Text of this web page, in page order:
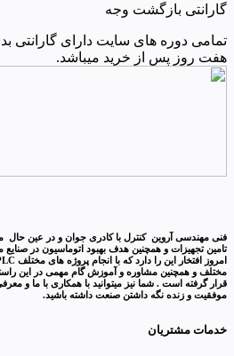
گارانتی بازگشت وجه
تمامی دوره های سایت دارای
هفت روز پس از خرید میباشد.
فنی مهندسی آروین کنترل با کادری جوان و در عین حال
تامین تجهیزات و همچنین هدف بهبود اتوماسیون در
مختلف و همچنین مشاوره و آموزش گام مهمی در این
قرار گرفته است . شما نیز میتوانید با همکاری با ما و
موفقیت و زنده نگه داشتن صنعت داشته باشید.
خدمات مشتریان